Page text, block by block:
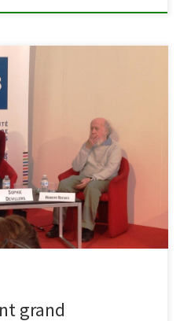
l’équipe des bibliothèques
micro à deux scientifiques de
en astrophysique et
(Prix Nobel ayant
Higgs). Tous deux
grand